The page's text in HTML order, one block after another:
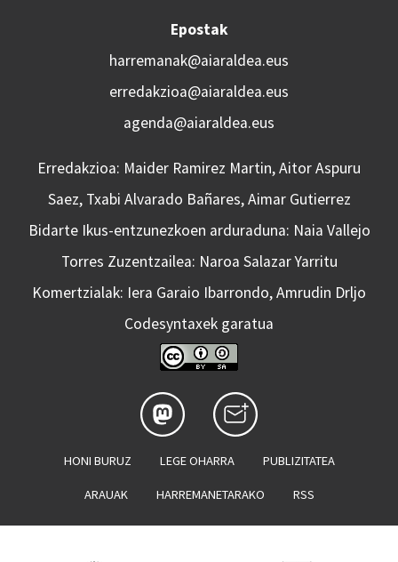
Epostak
harremanak@aiaraldea.eus
erredakzioa@aiaraldea.eus
agenda@aiaraldea.eus
Erredakzioa: Maider Ramirez Martin, Aitor Aspuru
Saez, Txabi Alvarado Bañares, Aimar Gutierrez
Bidarte Ikus-entzunezkoen arduraduna: Naia Vallejo
Torres Zuzentzailea: Naroa Salazar Yarritu
Komertzialak: Iera Garaio Ibarrondo, Amrudin Drljo
Codesyntaxek garatua
HONI BURUZ LEGE OHARRA PUBLIZITATEA
ARAUAK HARREMANETARAKO RSS